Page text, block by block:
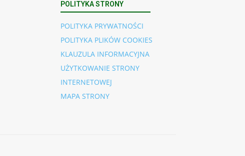
POLITYKA STRONY
POLITYKA PRYWATNOŚCI
POLITYKA PLIKÓW COOKIES
KLAUZULA INFORMACYJNA
UŻYTKOWANIE STRONY
INTERNETOWEJ
MAPA STRONY